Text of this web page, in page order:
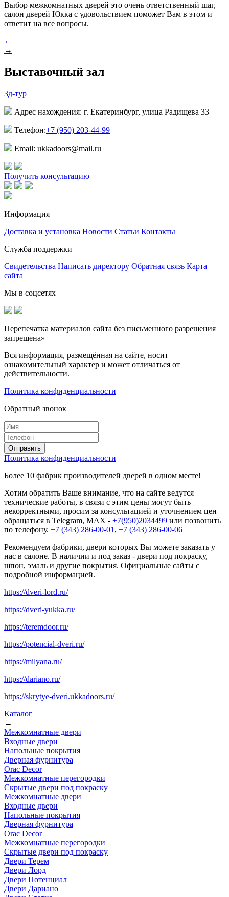
Выбор межкомнатных дверей это очень ответственный шаг,
салон дверей Юкка с удовольствием поможет Вам в этом и
ответит на все вопросы.
←
→
Выставочный зал
3д-тур
Адрес нахождения: г. Екатеринбург, улица Радищева 33
Телефон:+7 (950) 203-44-99
Email: ukkadoors@mail.ru
Получить консультацию
Информация
Доставка и установка Новости Статьи Контакты
Служба поддержки
Свидетельства Написать директору Обратная связь Карта
сайта
Мы в соцсетях
Перепечатка материалов сайта без письменного разрешения
запрещена»
Вся информация, размещённая на сайте, носит
ознакомительный характер и может отличаться от
действительности.
Политика конфиденциальности
Обратный звонок
Политика конфиденциальности
Более 10 фабрик производителей дверей в одном месте!
Хотим обратить Ваше внимание, что на сайте ведутся
технические работы, в связи с этим цены могут быть
некорректными, просим за консультацией и уточнением цен
обращаться в Telegram, MAX - +7(950)2034499 или позвонить
по телефону. +7 (343) 286-00-01 , +7 (343) 286-00-06
Рекомендуем фабрики, двери которых Вы можете заказать у
нас в салоне. В наличии и под заказ - двери под покраску,
шпон, эмаль и другие покрытия. Официальные сайты с
подробной информацией.
https://dveri-lord.ru/
https://dveri-yukka.ru/
https://teremdoor.ru/
https://potencial-dveri.ru/
https://milyana.ru/
https://dariano.ru/
https://skrytye-dveri.ukkadoors.ru/
Каталог
←
Межкомнатные двери
Входные двери
Напольные покрытия
Дверная фурнитура
Orac Decor
Межкомнатные перегородки
Скрытые двери под покраскy
Межкомнатные двери
Входные двери
Напольные покрытия
Дверная фурнитура
Orac Decor
Межкомнатные перегородки
Скрытые двери под покраскy
Двери Терем
Двери Лорд
Двери Потенциал
Двери Дариано